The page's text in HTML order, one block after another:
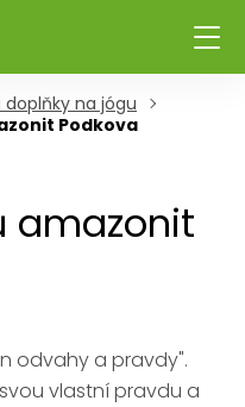
doplňky na jógu
Podkova
amazonit
odvahy a pravdy".
vlastní pravdu a